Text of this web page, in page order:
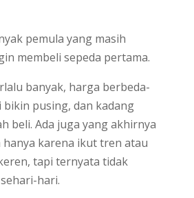
pemula yang masih
membeli sepeda pertama.
banyak, harga berbeda-
bikin pusing, dan kadang
beli. Ada juga yang akhirnya
hanya karena ikut tren atau
tapi ternyata tidak
hari.